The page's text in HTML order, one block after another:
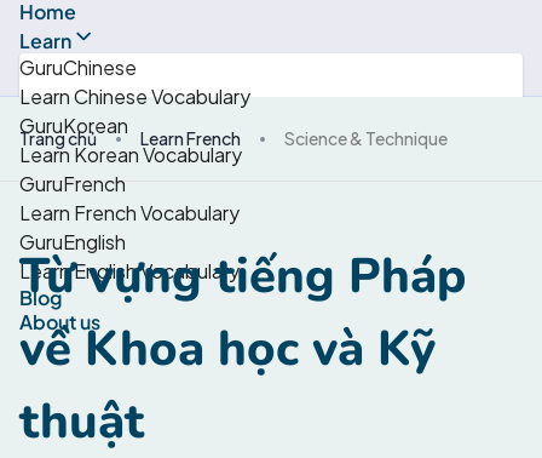
Home
Learn
GuruChinese
Learn Chinese Vocabulary
GuruKorean
Learn Korean Vocabulary
GuruFrench
Learn French Vocabulary
GuruEnglish
Learn English Vocabulary
Blog
About us
Trang chủ Learn French Science & Technique
Từ vựng tiếng Pháp
về Khoa học và Kỹ
thuật